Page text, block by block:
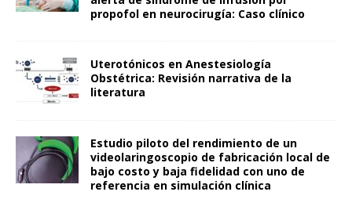
propofol en neurocirugía: Caso clínico
Uterotónicos en Anestesiología
Obstétrica: Revisión narrativa de la
literatura
Estudio piloto del rendimiento de un
videolaringoscopio de fabricación local de
bajo costo y baja fidelidad con uno de
referencia en simulación clínica